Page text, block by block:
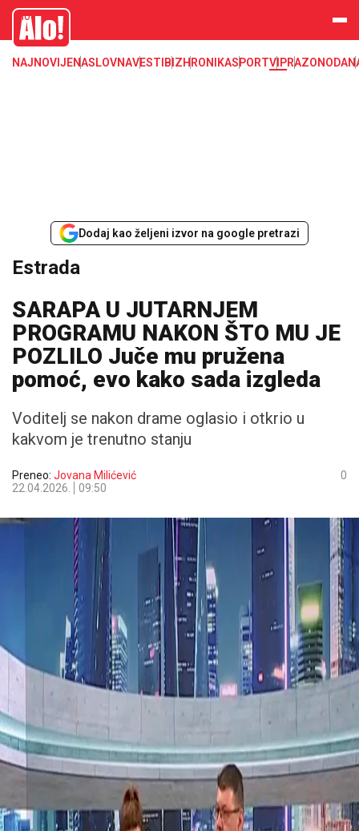
Estrada, poznati, VIP
Alo
NAJNOVIJENASLOVNAVESTI BIZHRONIKASPORTVIPRAZONODA
Dodaj kao željeni izvor na google pretrazi
Estrada
SARAPA U JUTARNJEM
PROGRAMU NAKON ŠTO MU JE
POZLILO Juče mu pružena
pomoć, evo kako sada izgleda
Voditelj se nakon drame oglasio i otkrio u
kakvom je trenutno stanju
Preneo: Jovana Milićević
22.04.2026.
09:50
0